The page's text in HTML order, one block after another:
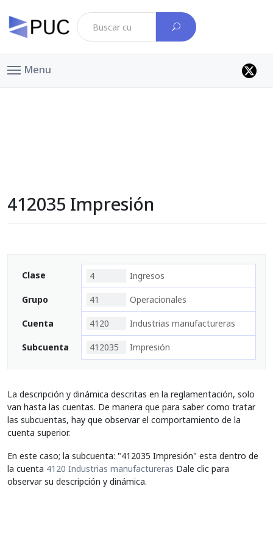
Menu
412035 Impresión
Clase 4 Ingresos
Grupo 41 Operacionales
Cuenta 4120 Industrias manufactureras
Subcuenta 412035 Impresión
La descripción y dinámica descritas en la reglamentación, solo
van hasta las cuentas. De manera que para saber como tratar
las subcuentas, hay que observar el comportamiento de la
cuenta superior.
En este caso; la subcuenta: "412035 Impresión" esta dentro de
la cuenta 4120 Industrias manufactureras Dale clic para
observar su descripción y dinámica.